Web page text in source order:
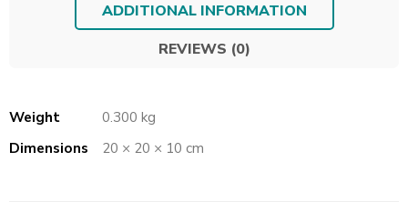
ADDITIONAL INFORMATION
REVIEWS (0)
Weight
0.300 kg
Dimensions
20 × 20 × 10 cm